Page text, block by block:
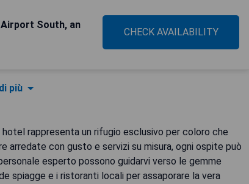
Airport South, an
CHECK AVAILABILITY
più
rappresenta un rifugio esclusivo per coloro che
arredate con gusto e servizi su misura, ogni ospite può
esperto possono guidarvi verso le gemme
spiagge e i ristoranti locali per assaporare la vera